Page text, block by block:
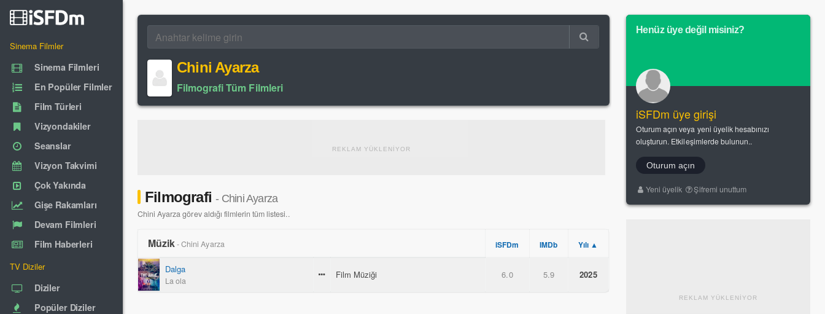
Sinema Filmler
Sinema Filmleri
En Popüler Filmler
Film Türleri
Vizyondakiler
Seanslar
Vizyon Takvimi
Çok Yakında
Gişe Rakamları
Devam Filmleri
Film Haberleri
TV Diziler
Diziler
Popüler Diziler
Chini Ayarza
Filmografi Tüm Filmleri
REKLAM YÜKLENİYOR
Filmografi- Chini Ayarza
Chini Ayarza görev aldığı filmlerin tüm listesi..
Müzik- Chini Ayarza iSFDm IMDb Yılı ▲
Dalga
La ola
Film Müziği 6.0 5.9 2025
Henüz üye değil misiniz?
iSFDm üye girişi
Oturum açın veya yeni üyelik hesabınızı
oluşturun. Etkileşimlerde bulunun..
Oturum açın
Yeni üyelik Şifremi unuttum
REKLAM YÜKLENİYOR